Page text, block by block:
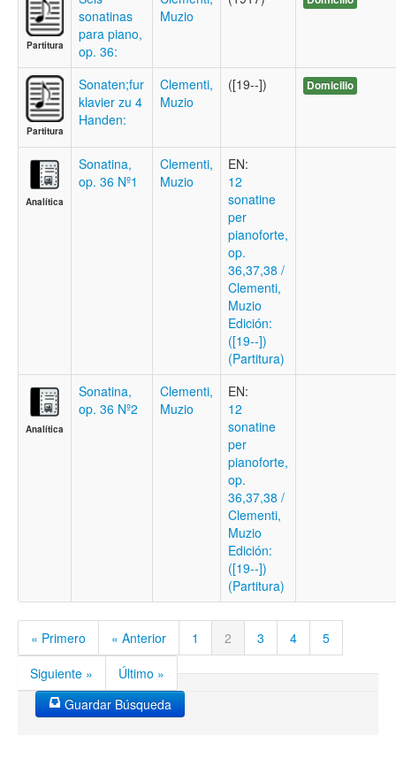
Partitura
sonatinas
para piano,
op. 36:
Muzio
Partitura
Sonaten;fur
klavier zu 4
Handen:
Clementi,
Muzio
([19--]) Domicilio
Analítica
Sonatina,
op. 36 Nº1
Clementi,
Muzio
EN:
12
sonatine
per
pianoforte,
op.
36,37,38 /
Clementi,
Muzio
Edición:
([19--])
(Partitura)
Analítica
Sonatina,
op. 36 Nº2
Clementi,
Muzio
EN:
12
sonatine
per
pianoforte,
op.
36,37,38 /
Clementi,
Muzio
Edición:
([19--])
(Partitura)
« Primero « Anterior 1 2 3 4
5
Siguiente »
Último »
Guardar Búsqueda